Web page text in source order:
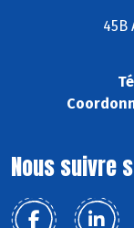
45B
Nous suivre